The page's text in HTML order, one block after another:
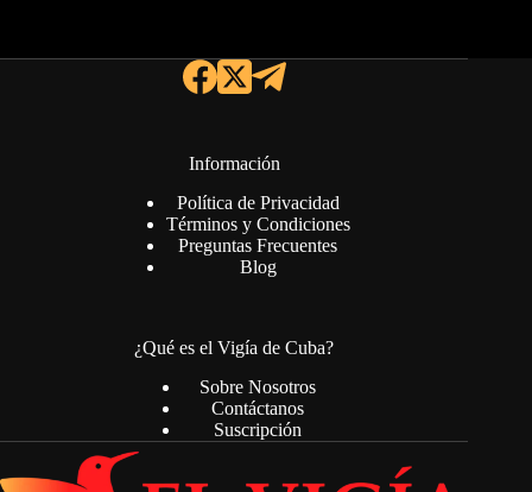
Información
Política de Privacidad
Términos y Condiciones
Preguntas Frecuentes
Blog
¿Qué es el Vigía de Cuba?
Sobre Nosotros
Contáctanos
Suscripción